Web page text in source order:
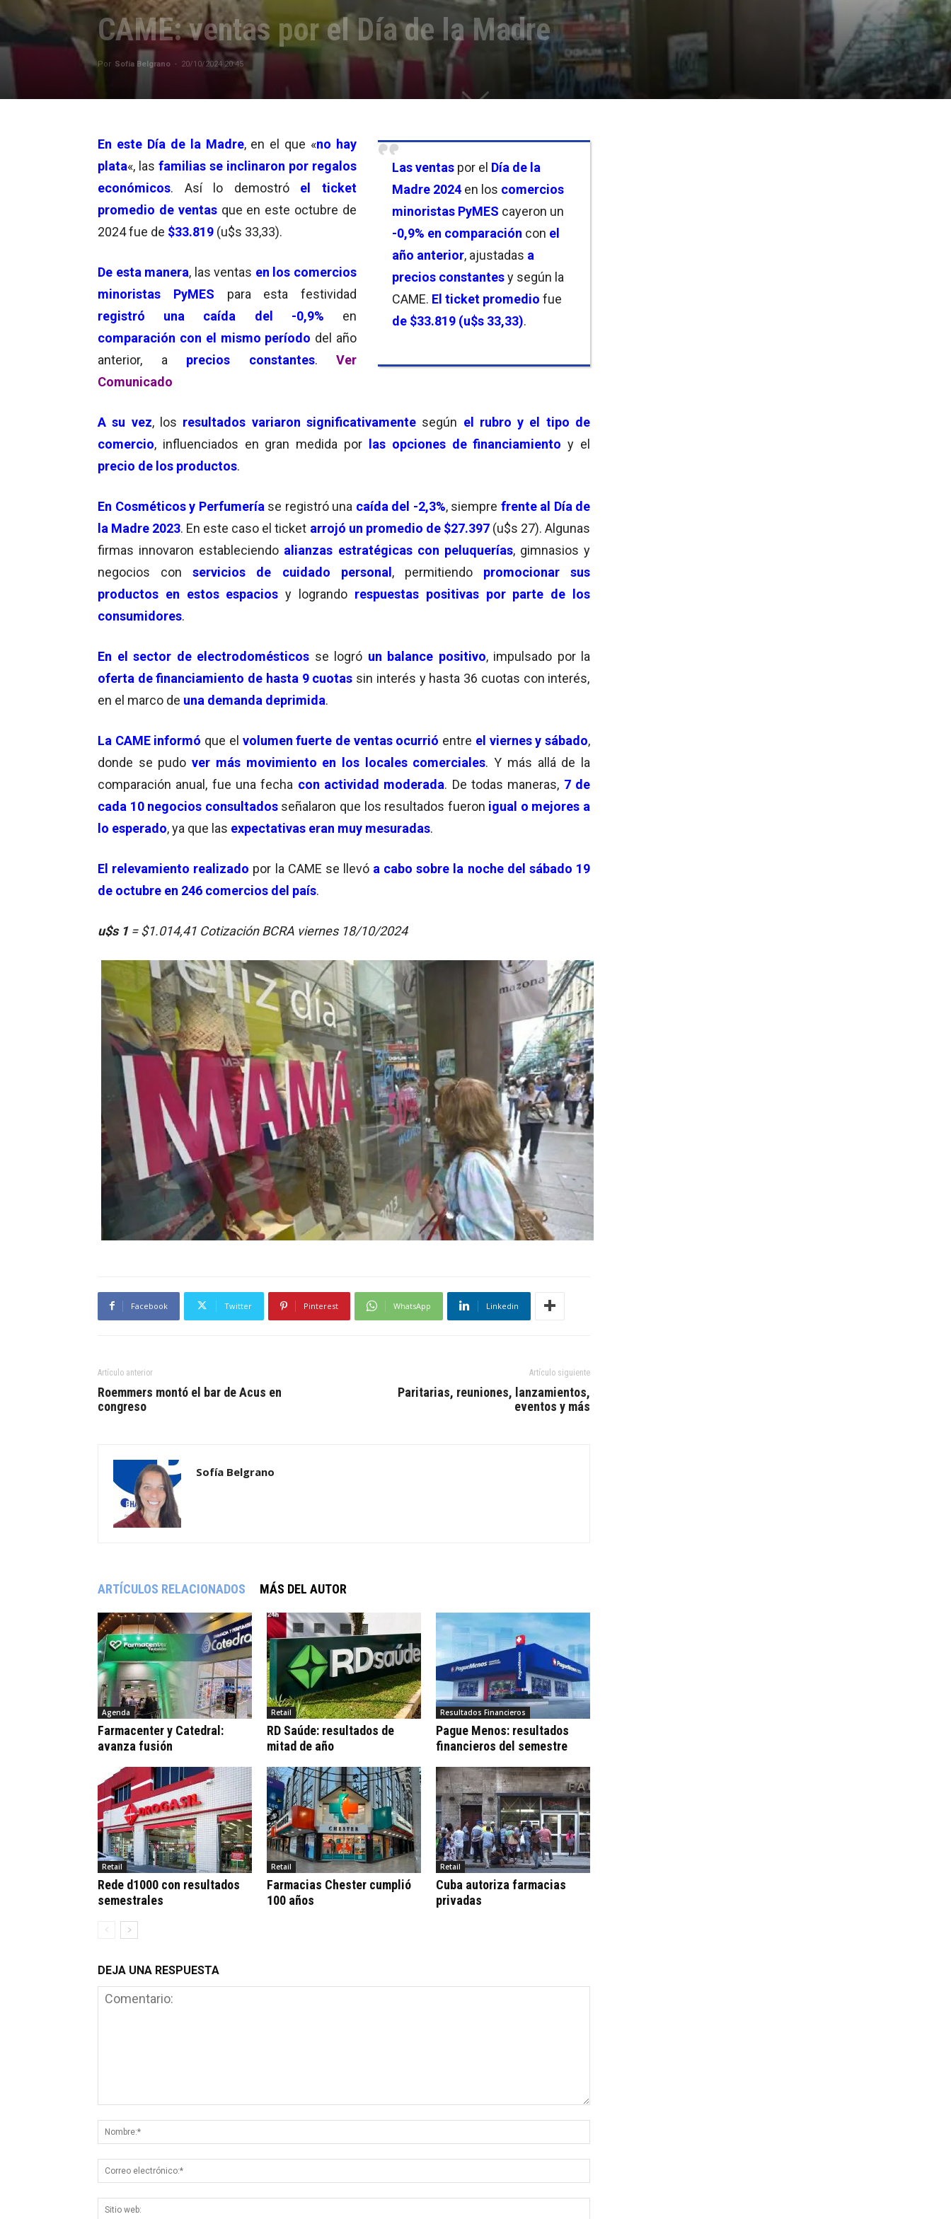
CAME: ventas por el Día de la Madre
Por Sofía Belgrano - 20/10/2024 20:45
Las ventas por el Día de la
Madre 2024 en los comercios
minoristas PyMES cayeron un
-0,9% en comparación con el
año anterior, ajustadas a
precios constantesy según la
CAME. El ticket promedio fue
de $33.819 (u$s 33,33).
En este Día de la Madre, en el que «no hay
plata«, las familias se inclinaron por regalos
económicos. Así lo demostró el ticket
promedio de ventasque en este octubre de
2024 fue de $33.819 (u$s 33,33).
De esta manera, las ventas en los comercios
minoristas PyMES
para esta festividad
registró una caída del -0,9%
en
comparación con el mismo período del año
anterior, a precios constantes. Ver
Comunicado
A su vez, los resultados variaron significativamentesegún el rubro y el tipo de
comercio, influenciados en gran medida por las opciones de financiamiento y el
precio de los productos.
En Cosméticos y Perfumería se registró una caída del -2,3%, siempre frente al Día de
la Madre 2023. En este caso el ticket arrojó un promedio de $27.397 (u$s 27). Algunas
firmas innovaron estableciendo alianzas estratégicas con peluquerías, gimnasios y
negocios conservicios de cuidado personal, permitiendo promocionar sus
productos en estos espacios y logrando respuestas positivas por parte de los
consumidores.
En el sector de electrodomésticos se logró un balance positivo, impulsado por la
oferta de financiamiento de hasta 9 cuotas sin interés y hasta 36 cuotas con interés,
en el marco de una demanda deprimida.
La CAME informó que el volumen fuerte de ventas ocurrió entre el viernes y sábado,
donde se pudover más movimiento en los locales comerciales. Y más allá de la
comparación anual, fue una fecha con actividad moderada. De todas maneras, 7 de
cada 10 negocios consultadosseñalaron que los resultados fueron igual o mejores a
lo esperado, ya que las expectativas eran muy mesuradas.
El relevamiento realizado por la CAME se llevó a cabo sobre la noche del sábado 19
de octubre en 246 comercios del país.
u$s 1= $1.014,41 Cotización BCRA viernes 18/10/2024
Facebook Twitter Pinterest WhatsApp Linkedin
Artículo anterior
Roemmers montó el bar de Acus en
congreso
Artículo siguiente
Paritarias, reuniones, lanzamientos,
eventos y más
Sofía Belgrano
ARTÍCULOS RELACIONADOS MÁS DEL AUTOR
Agenda
Farmacenter y Catedral:
avanza fusión
Retail
RD Saúde: resultados de
mitad de año
Resultados Financieros
Pague Menos: resultados
financieros del semestre
Retail
Rede d1000 con resultados
semestrales
Retail
Farmacias Chester cumplió
100 años
Retail
Cuba autoriza farmacias
privadas
DEJA UNA RESPUESTA